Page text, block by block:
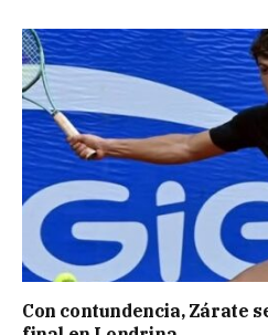
Con contundencia, Zárate